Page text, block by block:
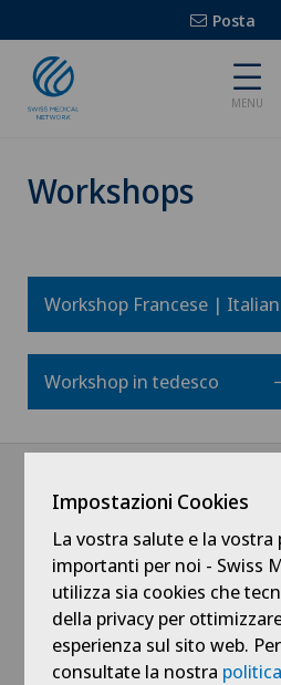
Posta
MENU
Workshops
Workshop Francese |
Workshop in tedesco
Collegamenti
Impostazioni Cookies
La vostra salute e la vostra
importanti per noi - Swiss
utilizza sia cookies che
della privacy per
esperienza sul sito web.
consultate la nostra